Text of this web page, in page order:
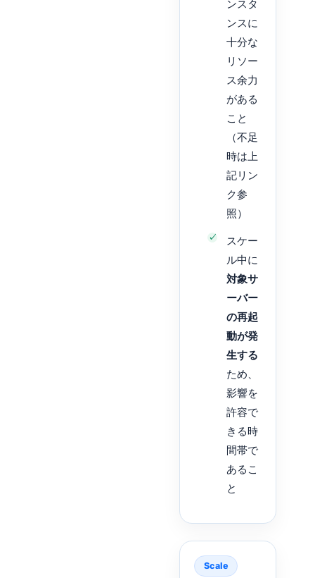
ンスタ
ンスに
十分な
リソー
ス余力
がある
こと
（不足
時は上
記リン
ク参
照）
スケー
ル中に
対象サ
ーバー
の再起
動が発
生する
ため、
影響を
許容で
きる時
間帯で
あるこ
と
Scale